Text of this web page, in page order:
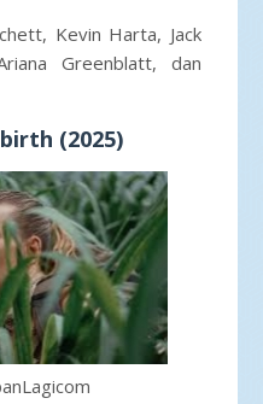
Kevin Harta, Jack
Greenblatt, dan
(2025)